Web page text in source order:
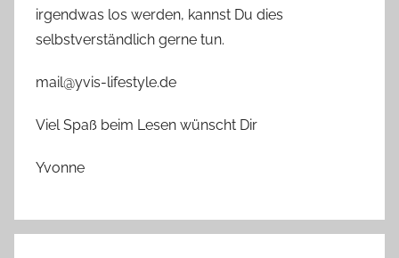
irgendwas los werden, kannst Du dies
selbstverständlich gerne tun.
mail@yvis-lifestyle.de
Viel Spaß beim Lesen wünscht Dir
Yvonne